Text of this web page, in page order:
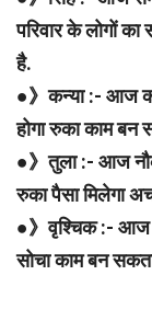
परिवार के लोगों का
है.
●》कन्या :- आज
होगा रुका काम बन
●》तुला :- आज
रुका पैसा मिलेगा
●》वृश्चिक :- आज
सोचा काम बन